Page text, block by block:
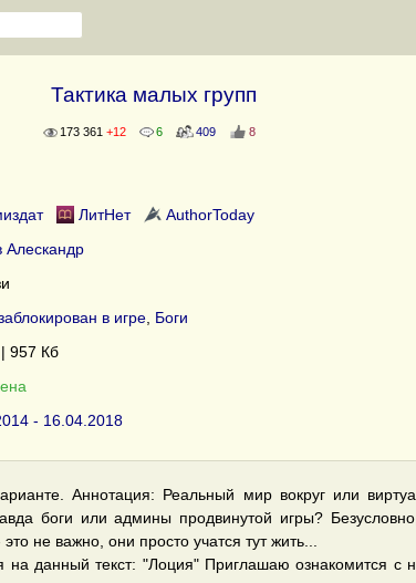
Тактика малых групп
173 361 +12 6 409 8
ЛитНет
AuthorToday
Алескандр
в игре Боги
957 Кб
- 16.04.2018
Аннотация: Реальный мир вокруг или
боги или админы продвинутой игры?
не важно, они просто учатся тут жить...
на данный текст: "Лоция" Приглашаю ознакомится с